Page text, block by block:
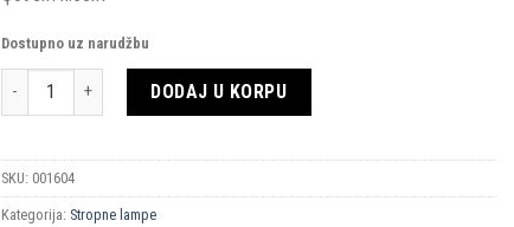
Dostupno uz narudžbu
Količina DODAJ U KORPU
SKU: 001604
Kategorija: Stropne lampe